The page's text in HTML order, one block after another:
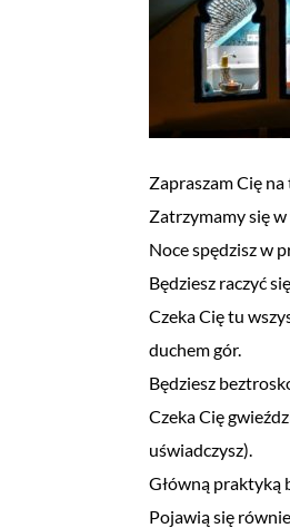
Zapraszam Cię
Zatrzymamy się
Noce spędzisz w
Będziesz raczyć
Czeka Cię tu
duchem gór.
Będziesz
Czeka Cię
uświadczysz).
Główną praktyką
Pojawią się